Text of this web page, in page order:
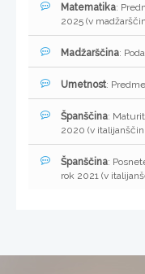
Matematika:
2025 (v
Madžarščina:
Umetnost:
Španščina:
2020 (v
Španščina:
rok 2021 (v